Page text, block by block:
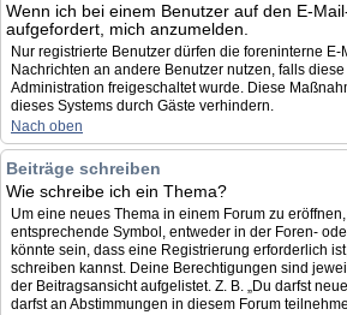
Wenn ich bei einem Benutzer auf den E-
aufgefordert, mich anzumelden.
Nur registrierte Benutzer dürfen die foreninterne E-
Nachrichten an andere Benutzer nutzen, falls
Administration freigeschaltet wurde. Diese
dieses Systems durch Gäste verhindern.
Nach oben
Beiträge schreiben
Wie schreibe ich ein Thema?
Um eine neues Thema in einem Forum zu
entsprechende Symbol, entweder in der Foren-
könnte sein, dass eine Registrierung erforderlich
schreiben kannst. Deine Berechtigungen sind
der Beitragsansicht aufgelistet. Z. B. „Du darfst
darfst an Abstimmungen in diesem Forum